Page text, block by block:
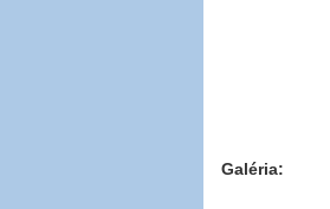
Galéria: